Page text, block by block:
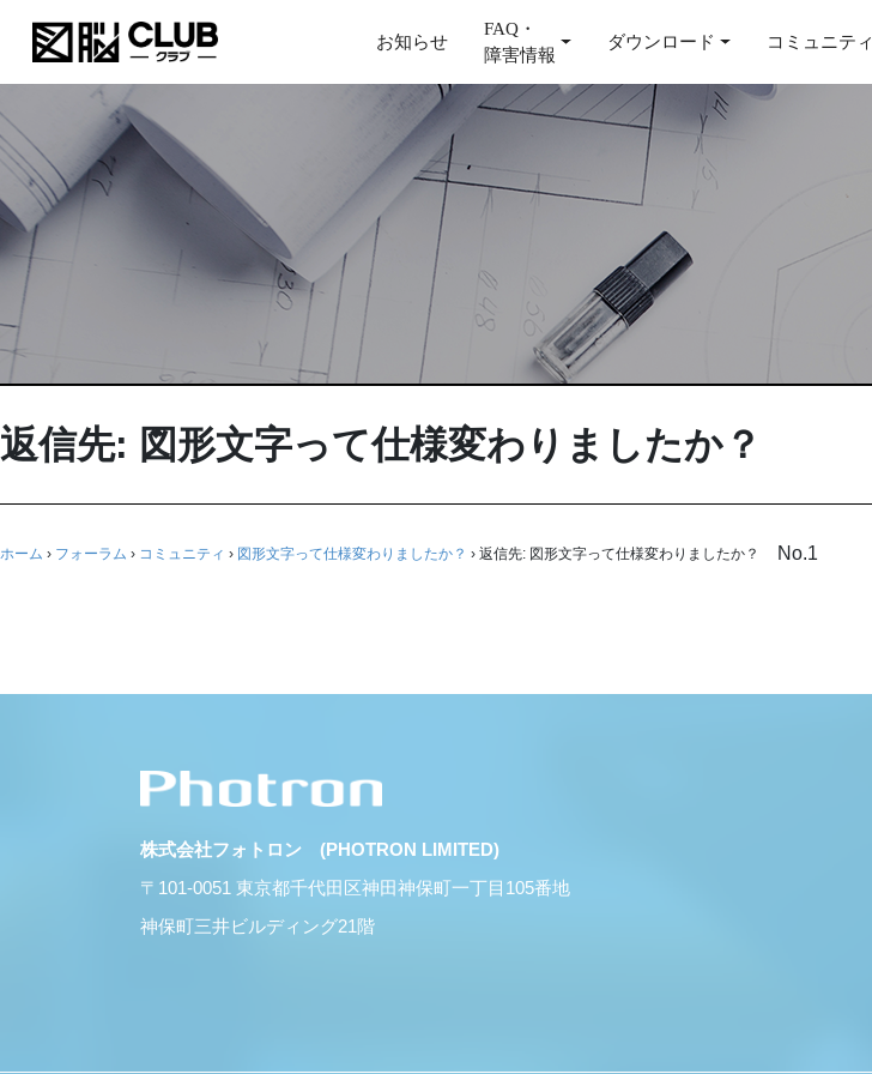
お知らせ
FAQ・
障害情報
ダウンロード コミュニティ
返信先: 図形文字って仕様変わりましたか？
ホーム › フォーラム › コミュニティ › 図形文字って仕様変わりましたか？ › 返信先: 図形文字って仕様変わりましたか？ No.1
株式会社フォトロン (PHOTRON LIMITED)
〒101-0051 東京都千代田区神田神保町一丁目105番地
神保町三井ビルディング21階